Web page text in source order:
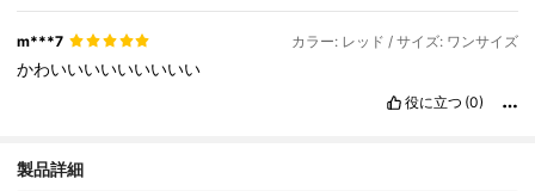
m***7 カラー: レッド / サイズ: ワンサイズ
かわいいいいいいいいい
役に立つ (0)
製品詳細